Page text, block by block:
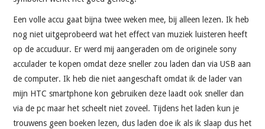
Een volle accu gaat bijna twee weken mee, bij alleen lezen. Ik heb
nog niet uitgeprobeerd wat het effect van muziek luisteren heeft
op de accuduur. Er werd mij aangeraden om de originele sony
acculader te kopen omdat deze sneller zou laden dan via USB aan
de computer. Ik heb die niet aangeschaft omdat ik de lader van
mijn HTC smartphone kon gebruiken deze laadt ook sneller dan
via de pc maar het scheelt niet zoveel. Tijdens het laden kun je
trouwens geen boeken lezen, dus laden doe ik als ik slaap dus het